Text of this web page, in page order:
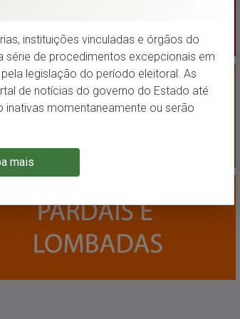
instituições vinculadas e órgãos do
série de procedimentos excepcionais em
legislação do período eleitoral. As
de notícias do governo do Estado até
momentaneamente ou serão
mais